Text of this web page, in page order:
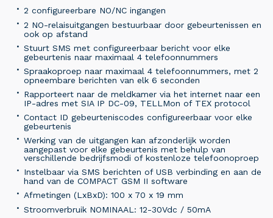
2 configureerbare NO/NC ingangen
2 NO-relaisuitgangen bestuurbaar door gebeurtenissen en
ook op afstand
Stuurt SMS met configureerbaar bericht voor elke
gebeurtenis naar maximaal 4 telefoonnummers
Spraakoproep naar maximaal 4 telefoonnummers, met 2
opneembare berichten van elk 6 seconden
Rapporteert naar de meldkamer via het internet naar een
IP-adres met SIA IP DC-09, TELLMon of TEX protocol
Contact ID gebeurteniscodes configureerbaar voor elke
gebeurtenis
Werking van de uitgangen kan afzonderlijk worden
aangepast voor elke gebeurtenis met behulp van
verschillende bedrijfsmodi of kostenloze telefoonoproep
Instelbaar via SMS berichten of USB verbinding en aan de
hand van de COMPACT GSM II software
Afmetingen (LxBxD): 100 x 70 x 19 mm
Stroomverbruik NOMINAAL: 12-30Vdc / 50mA